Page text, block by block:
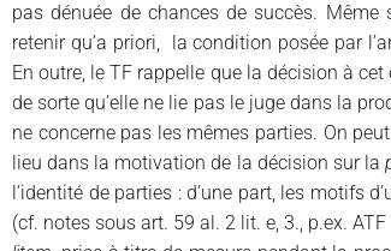
pas dénuée de chances de succès.
retenir qu’a priori, la condition posée par
En outre, le TF rappelle que la décision à
de sorte qu’elle ne lie pas le juge dans la
ne concerne pas les mêmes parties. On
lieu dans la motivation de la décision sur la
l’identité de parties : d’une part, les motifs
(cf. notes sous art. 59 al. 2 lit. e, 3., p.ex.